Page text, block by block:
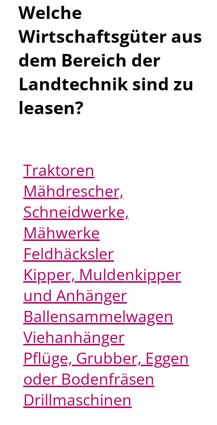
Welche
Wirtschaftsgüter aus
dem Bereich der
Landtechnik sind zu
leasen?
Traktoren
Mähdrescher,
Schneidwerke,
Mähwerke
Feldhäcksler
Kipper, Muldenkipper
und Anhänger
Ballensammelwagen
Viehanhänger
Pflüge, Grubber, Eggen
oder Bodenfräsen
Drillmaschinen